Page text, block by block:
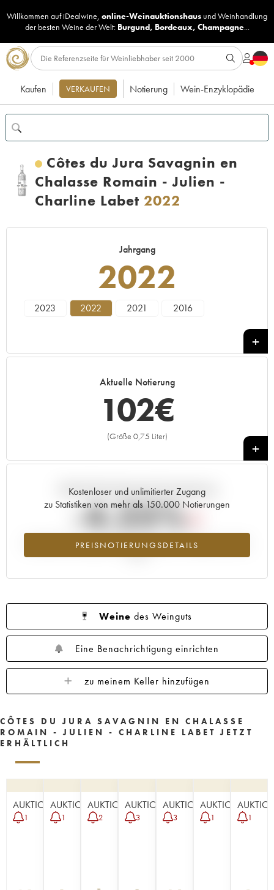
Willkommen auf iDealwine, online-Weinauktionshaus undWeinhandlung
der besten Weine der Welt: Burgund, Bordeaux, Champagne...
Kaufen VERKAUFEN Notierung Wein-Enzyklopädie
Côtes du Jura Savagnin en
Chalasse Romain - Julien -
Charline Labet 2022
Jahrgang
2022
2023 2022 2021 2016
Aktuelle Notierung
102€
(Größe 0,75 Liter)
+
Kostenloser und unlimitierter Zugang
zu Statistiken von mehr als 150.000 Notierungen
PREISNOTIERUNGSDETAILS
Aktuelle Entwicklung der Preisnotierung
-4.25%
Preisabfall des Jahrgangs 2022 im Jahr 2026 im Vergleich zum Jahr
Weine des Weinguts
Eine Benachrichtigung einrichten
zu meinem Keller hinzufügen
CÔTES DU JURA SAVAGNIN EN CHALASSE
ROMAIN - JULIEN - CHARLINE LABET JETZT
ERHÄLTLICH
AUKTION
1
AUKTION
1
AUKTION
2
AUKTION
3
AUKTION
3
AUKTION
1 1